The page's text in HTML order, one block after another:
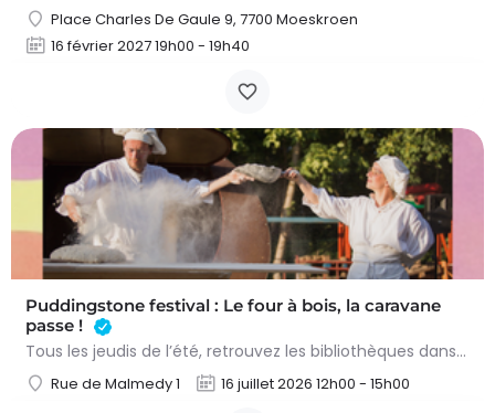
Place Charles De Gaule 9, 7700 Moeskroen
16 février 2027 19h00 - 19h40
Puddingstone festival : Le four à bois, la caravane
passe !
Tous les jeudis de l’été, retrouvez les bibliothèques dans les parcs pour la septième édition du «…
Rue de Malmedy 1 16 juillet 2026 12h00 - 15h00